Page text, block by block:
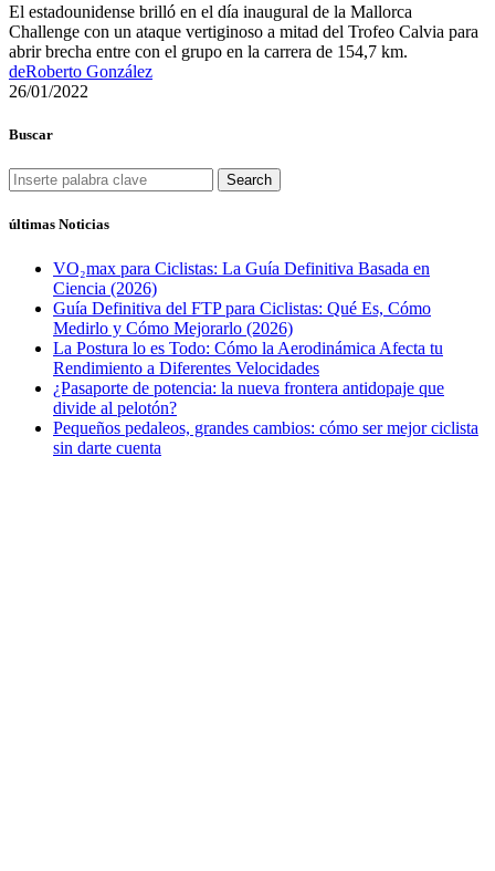
El estadounidense brilló en el día inaugural de la Mallorca
Challenge con un ataque vertiginoso a mitad del Trofeo Calvia para
abrir brecha entre con el grupo en la carrera de 154,7 km.
deRoberto González
26/01/2022
Buscar
Search
últimas Noticias
VO₂max para Ciclistas: La Guía Definitiva Basada en
Ciencia (2026)
Guía Definitiva del FTP para Ciclistas: Qué Es, Cómo
Medirlo y Cómo Mejorarlo (2026)
La Postura lo es Todo: Cómo la Aerodinámica Afecta tu
Rendimiento a Diferentes Velocidades
¿Pasaporte de potencia: la nueva frontera antidopaje que
divide al pelotón?
Pequeños pedaleos, grandes cambios: cómo ser mejor ciclista
sin darte cuenta